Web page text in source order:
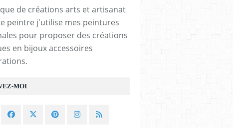
MOI
de créations arts et artisanat
peintre j'utilise mes peintures
pour proposer des créations
en bijoux accessoires